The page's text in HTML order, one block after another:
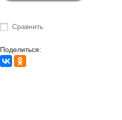
Сравнить
Поделиться: